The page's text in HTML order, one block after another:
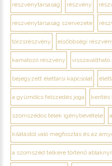
részvénytársaság részvény
részvénytársaság szervezete
törzsrészvény elsőbbségi
kamatozó részvény visszaváltható
bejegyzett élettársi kapcsolat
a gyümölcs felszedés joga kerítés
szomszédos telek igénybevétele
kilátástól való megfosztás és az
a szomszéd telkére történő